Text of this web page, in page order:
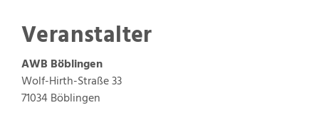
Veranstalter
AWB Böblingen
Wolf-Hirth-Straße 33
71034Böblingen